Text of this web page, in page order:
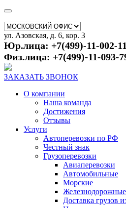
ул. Азовская, д. 6, кор. 3
Юр.лица: +7(499)-11-002-11
Физ.лица: +7(499)-11-093-
ЗАКАЗАТЬ ЗВОНОК
О компании
Наша команда
Достижения
Отзывы
Услуги
Автоперевозки по РФ
Честный знак
Грузоперевозки
Авиаперевозки
Автомобильные
Морские
Железнодорожные
Доставка грузов